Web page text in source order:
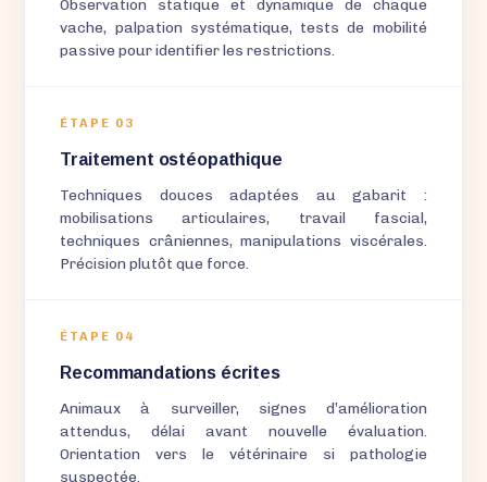
Observation statique et dynamique de chaque
vache, palpation systématique, tests de mobilité
passive pour identifier les restrictions.
ÉTAPE 03
Traitement ostéopathique
Techniques douces adaptées au gabarit :
mobilisations articulaires, travail fascial,
techniques crâniennes, manipulations viscérales.
Précision plutôt que force.
ÉTAPE 04
Recommandations écrites
Animaux à surveiller, signes d’amélioration
attendus, délai avant nouvelle évaluation.
Orientation vers le vétérinaire si pathologie
suspectée.